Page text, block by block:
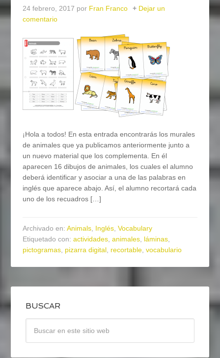
24 febrero, 2017 por Fran Franco
Dejar un
comentario
¡Hola a todos! En esta entrada encontrarás los murales
de animales que ya publicamos anteriormente junto a
un nuevo material que los complementa. En él
aparecen 16 dibujos de animales, los cuales el alumno
deberá identificar y asociar a una de las palabras en
inglés que aparece abajo. Así, el alumno recortará cada
uno de los recuadros […]
Archivado en:Animals, Inglés,Vocabulary
Etiquetado con:actividades,animales, láminas,
pictogramas, pizarra digital, recortable,vocabulario
BUSCAR